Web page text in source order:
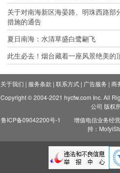
关于对南海新区海晏路、明珠西路部
措施的通告
夏日南海：水清草盛白鹭翩飞
此生必去！烟台藏着一座风景绝美的
关于我们 | 服务条款 | 联系方式| 广告服务 | 商
Copyright © 2004-2021 hycfw.com Inc. All
公司 版权
鲁ICP备09042200号-1
增值电信业务经
持：